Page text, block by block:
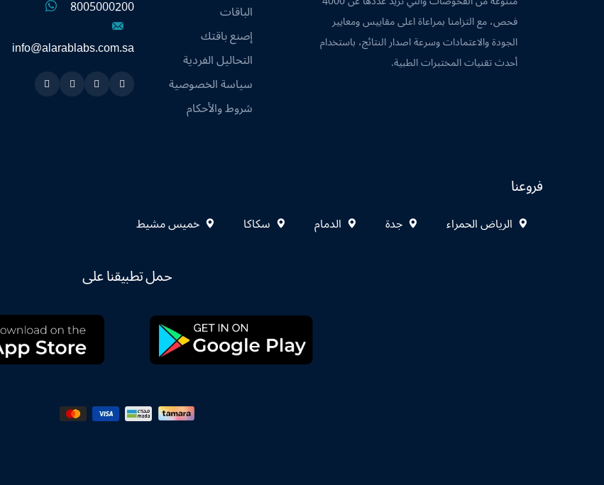
فحص، مع التزامنا بمراعاة اعلى مقاييس ومعايير
الجودة والاعتمادات وسرعة اصدار النتائج، باستخدام
أحدث تقنيات المختبرات الطبية.
الباقات
إصنع باقتك
التحاليل الفردية
سياسة الخصوصية
شروط والأحكام
8005000200
info@alarablabs.com.sa
Snapchat
Twitter
Linkedin
Instagram
فروعنا
الرياض الحمراء جدة الدمام سكاكا خميس مشيط
حمل تطبيقنا على